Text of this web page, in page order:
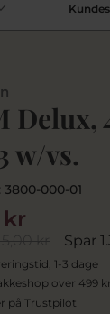
Delux,
w/vs.
3800-000-01
kr Spar
kr
1-3 dage
over 499 kr.
på Trustpilot